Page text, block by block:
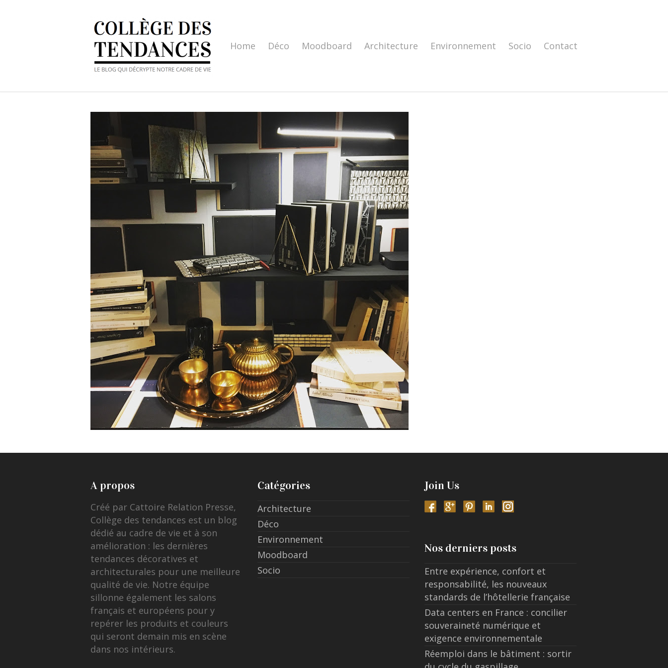
Home Déco Moodboard Architecture Environnement Socio Contact
A propos
Créé par Cattoire Relation Presse,
Collège des tendances est un blog
dédié au cadre de vie et à son
amélioration : les dernières
tendances décoratives et
architecturales pour une meilleure
qualité de vie. Notre équipe
sillonne également les salons
français et européens pour y
repérer les produits et couleurs
qui seront demain mis en scène
dans nos intérieurs.
Catégories
Architecture
Déco
Environnement
Moodboard
Socio
Join Us
Nos derniers posts
Entre expérience, confort et
responsabilité, les nouveaux
standards de l’hôtellerie française
Data centers en France : concilier
souveraineté numérique et
exigence environnementale
Réemploi dans le bâtiment : sortir